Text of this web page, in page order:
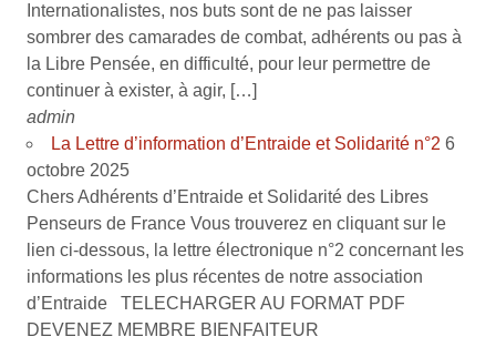
Internationalistes, nos buts sont de ne pas laisser
sombrer des camarades de combat, adhérents ou pas à
la Libre Pensée, en difficulté, pour leur permettre de
continuer à exister, à agir, […]
admin
La Lettre d’information d’Entraide et Solidarité n°2 6
octobre 2025
Chers Adhérents d’Entraide et Solidarité des Libres
Penseurs de France Vous trouverez en cliquant sur le
lien ci-dessous, la lettre électronique n°2 concernant les
informations les plus récentes de notre association
d’Entraide TELECHARGER AU FORMAT PDF
DEVENEZ MEMBRE BIENFAITEUR